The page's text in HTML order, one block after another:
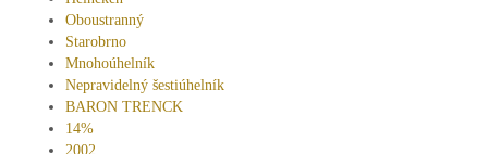
Oboustranný
Starobrno
Mnohoúhelník
Nepravidelný šestiúhelník
BARON TRENCK
14%
2002